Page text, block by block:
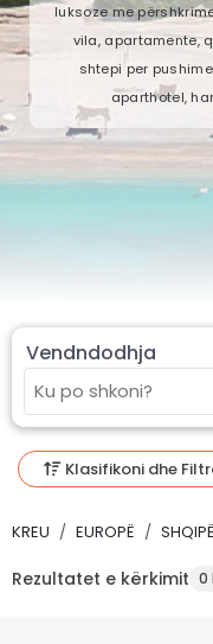
luksoze me
vila, apartamente,
shtepi per
aparthotel,
Vendndodhja
Klasifikoni dhe
KREU EUROPË
Rezultatet e kërkimit 0